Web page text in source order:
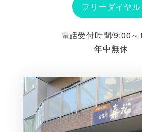
フリーダイヤル
電話受付時間/9:00～
年中無休